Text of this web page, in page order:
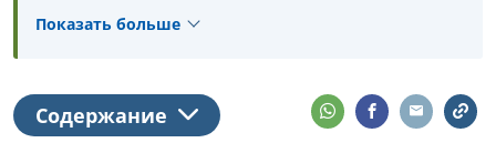
В государстве Израиль существуют
здравоохранение, образование,
трудоустройство, жилье, право и многое
Показать больше
Содержание